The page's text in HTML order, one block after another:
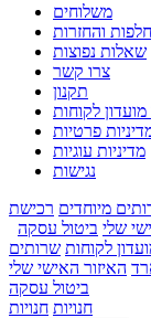
משלוחים
והחזרות
שאלות נפוצות
צרו קשר
תקנון
מועדון לקוחות
פרטיות
מדיניות עוגיות
נגישות
מיוחדים רכישת
שלי ביטול עסקה
לקוחות שרותים
האיזור האישי שלי
ביטול עסקה
חנויות חנויות